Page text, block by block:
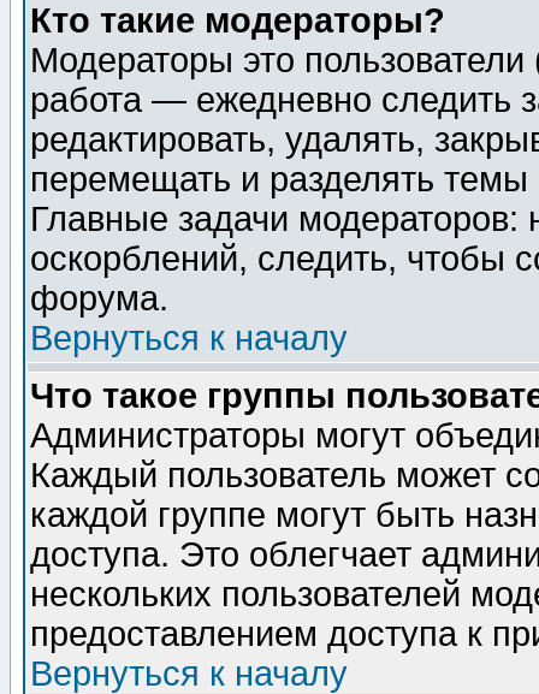
Кто такие модераторы?
Модераторы это
работа — ежедневно следить
редактировать, удалять,
перемещать и разделять
Главные задачи
оскорблений, следить, чтобы
форума.
Вернуться к началу
Что такое группы
Администраторы могут
Каждый пользователь может
каждой группе могут быть
доступа. Это облегчает
нескольких пользователей
предоставлением доступа к
Вернуться к началу